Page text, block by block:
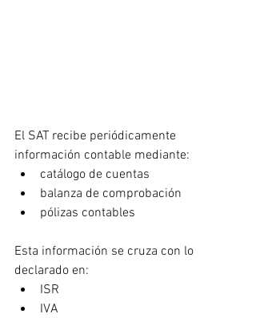
El SAT recibe periódicamente
información contable mediante:
catálogo de cuentas
balanza de comprobación
pólizas contables
Esta información se cruza con lo
declarado en:
ISR
IVA